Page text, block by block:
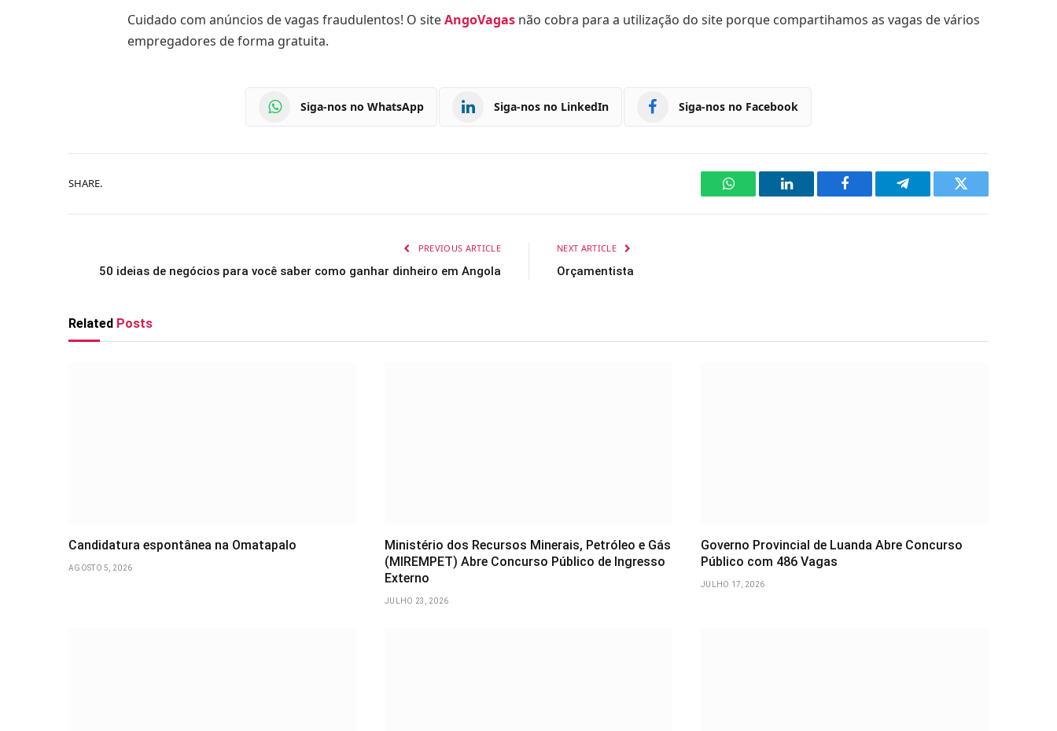
Cuidado com anúncios de vagas fraudulentos! O siteAngoVagas não cobra para a utilização do site porque compartihamos as vagas de vários
empregadores de forma gratuita.
Siga-nos no WhatsApp Siga-nos no LinkedIn Siga-nos no Facebook
SHARE.
WhatsAppLinkedIn Facebook Telegram Twitter
PREVIOUS ARTICLE
50 ideias de negócios para você saber como ganhar dinheiro em Angola
NEXT ARTICLE
Orçamentista
Related Posts
Candidatura espontânea na Omatapalo
AGOSTO 5, 2026
Ministério dos Recursos Minerais, Petróleo e Gás
(MIREMPET) Abre Concurso Público de Ingresso
Externo
JULHO 23, 2026
Governo Provincial de Luanda Abre Concurso
Público com 486 Vagas
JULHO 17, 2026